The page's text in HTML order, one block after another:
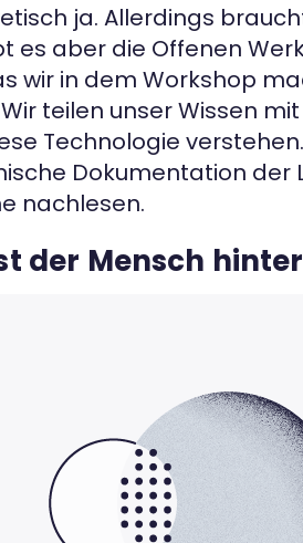
ja. Allerdings
es aber die Offenen
wir in dem Workshop
teilen unser Wissen
Technologie
Dokumentation der
nachlesen.
der Mensch